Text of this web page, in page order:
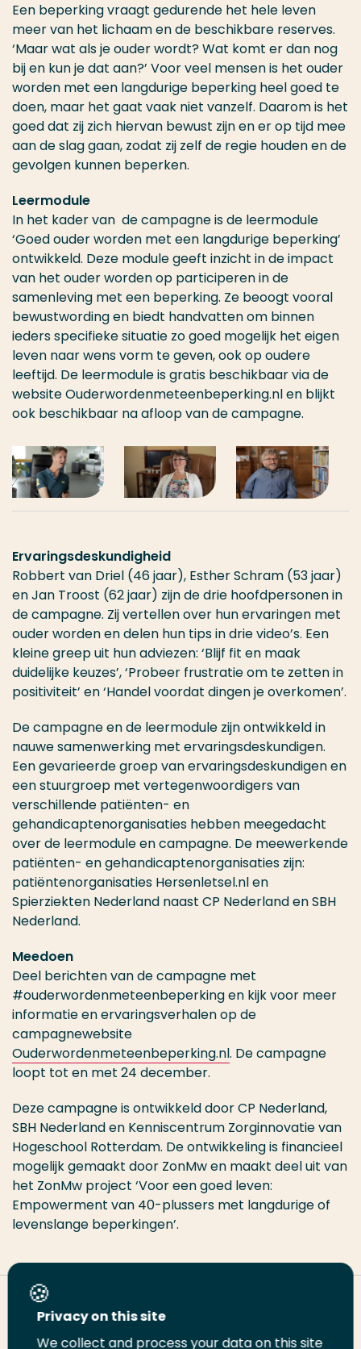
Een beperking vraagt gedurende het hele leven
meer van het lichaam en de beschikbare reserves.
‘Maar wat als je ouder wordt? Wat komt er dan nog
bij en kun je dat aan?’ Voor veel mensen is het ouder
worden met een langdurige beperking heel goed te
doen, maar het gaat vaak niet vanzelf. Daarom is het
goed dat zij zich hiervan bewust zijn en er op tijd mee
aan de slag gaan, zodat zij zelf de regie houden en de
gevolgen kunnen beperken.
Leermodule
In het kader van de campagne is de leermodule
‘Goed ouder worden met een langdurige beperking’
ontwikkeld. Deze module geeft inzicht in de impact
van het ouder worden op participeren in de
samenleving met een beperking. Ze beoogt vooral
bewustwording en biedt handvatten om binnen
ieders specifieke situatie zo goed mogelijk het eigen
leven naar wens vorm te geven, ook op oudere
leeftijd. De leermodule is gratis beschikbaar via de
website Ouderwordenmeteenbeperking.nl en blijkt
ook beschikbaar na afloop van de campagne.
Ervaringsdeskundigheid
Robbert van Driel (46 jaar), Esther Schram (53 jaar)
en Jan Troost (62 jaar) zijn de drie hoofdpersonen in
de campagne. Zij vertellen over hun ervaringen met
ouder worden en delen hun tips in drie video’s. Een
kleine greep uit hun adviezen: ‘Blijf fit en maak
duidelijke keuzes’, ‘Probeer frustratie om te zetten in
positiviteit’ en ‘Handel voordat dingen je overkomen’.
De campagne en de leermodule zijn ontwikkeld in
nauwe samenwerking met ervaringsdeskundigen.
Een gevarieerde groep van ervaringsdeskundigen en
een stuurgroep met vertegenwoordigers van
verschillende patiënten- en
gehandicaptenorganisaties hebben meegedacht
over de leermodule en campagne. De meewerkende
patiënten- en gehandicaptenorganisaties zijn:
patiëntenorganisaties Hersenletsel.nl en
Spierziekten Nederland naast CP Nederland en SBH
Nederland.
Meedoen
Deel berichten van de campagne met
#ouderwordenmeteenbeperking en kijk voor meer
informatie en ervaringsverhalen op de
campagnewebsite
Ouderwordenmeteenbeperking.nl. De campagne
loopt tot en met 24 december.
Deze campagne is ontwikkeld door CP Nederland,
SBH Nederland en Kenniscentrum Zorginnovatie van
Hogeschool Rotterdam. De ontwikkeling is financieel
mogelijk gemaakt door ZonMw en maakt deel uit van
het ZonMw project ‘Voor een goed leven:
Empowerment van 40-plussers met langdurige of
levenslange beperkingen’.
Deel deze pagina
Privacy on this site
We collect and process your data on this site